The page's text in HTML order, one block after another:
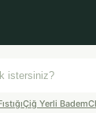
Çiğ Yerli Badem